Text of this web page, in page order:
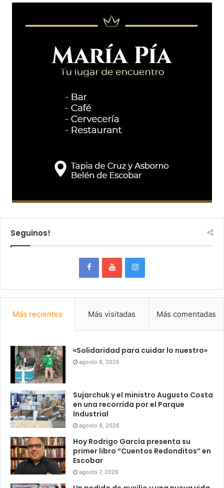
Seguinos!
Más recientes Más visitadas Más comentadas
«Solidaridad para cuidar lo nuestro»
agosto 8, 2026
Sujarchuk y el ministro Augusto Costa
en una recorrida por el Parque
Industrial
agosto 8, 2026
Hoy Rodrigo García presenta su
primer libro “Cuentos Redonditos” en
Escobar
agosto 7, 2026